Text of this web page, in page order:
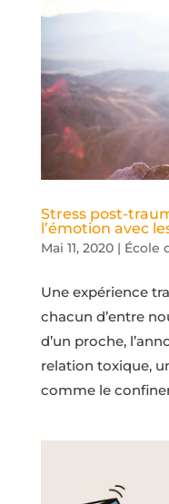
Stress post-
l’émotion avec
Mai 11, 2020| École
Une expérience
chacun d’entre
d’un proche,
relation toxique,
comme le